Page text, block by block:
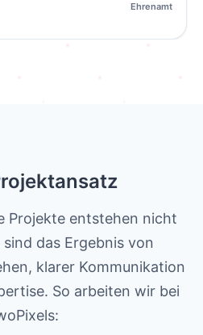
Ehrenamt
Projekte entstehen nicht
das Ergebnis von
klarer Kommunikation
So arbeiten wir bei